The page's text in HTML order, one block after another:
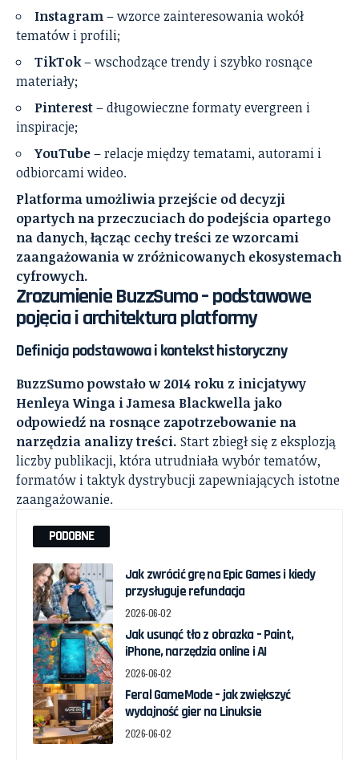
Instagram– wzorce zainteresowania wokół
tematów i profili;
TikTok– wschodzące trendy i szybko rosnące
materiały;
Pinterest– długowieczne formaty evergreen i
inspiracje;
YouTube– relacje między tematami, autorami i
odbiorcami wideo.
Platforma umożliwia przejście od decyzji
opartych na przeczuciach do podejścia opartego
na danych, łącząc cechy treści ze wzorcami
zaangażowania w zróżnicowanych ekosystemach
cyfrowych.
Zrozumienie BuzzSumo – podstawowe
pojęcia i architektura platformy
Definicja podstawowa i kontekst historyczny
BuzzSumo powstało w 2014 roku z inicjatywy
Henleya Winga i Jamesa Blackwella jako
odpowiedź na rosnące zapotrzebowanie na
narzędzia analizy treści. Start zbiegł się z eksplozją
liczby publikacji, która utrudniała wybór tematów,
formatów i taktyk dystrybucji zapewniających istotne
zaangażowanie.
PODOBNE
Jak zwrócić grę na Epic Games i kiedy
przysługuje refundacja
2026-06-02
Jak usunąć tło z obrazka – Paint,
iPhone, narzędzia online i AI
2026-06-02
Feral GameMode – jak zwiększyć
wydajność gier na Linuksie
2026-06-02